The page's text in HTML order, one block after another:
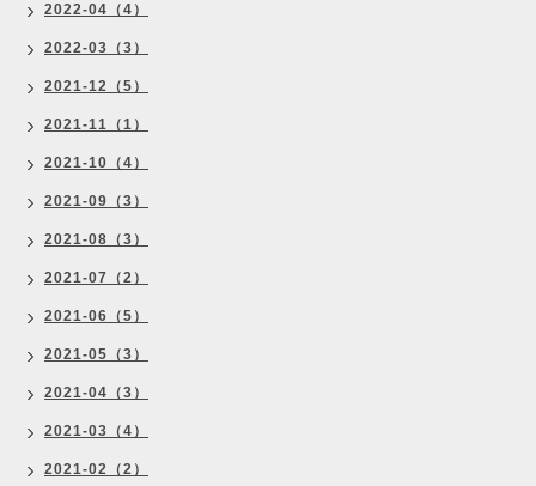
2022-04（4）
2022-03（3）
2021-12（5）
2021-11（1）
2021-10（4）
2021-09（3）
2021-08（3）
2021-07（2）
2021-06（5）
2021-05（3）
2021-04（3）
2021-03（4）
2021-02（2）